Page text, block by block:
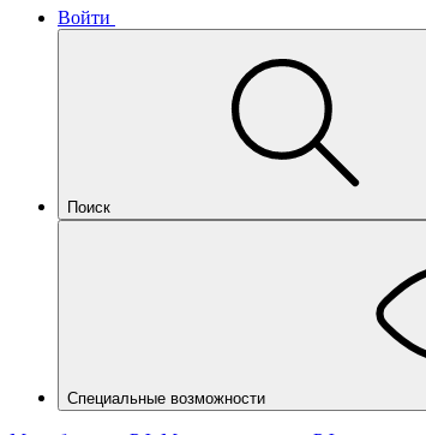
Войти
Поиск
Специальные возможности